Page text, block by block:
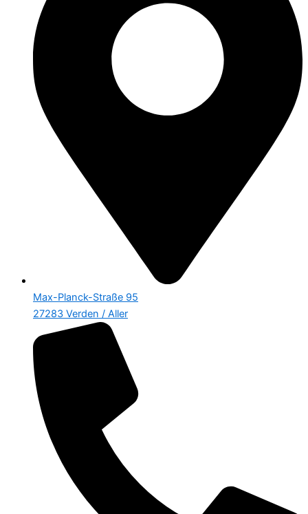
Max-Planck-Straße 95
27283 Verden / Aller